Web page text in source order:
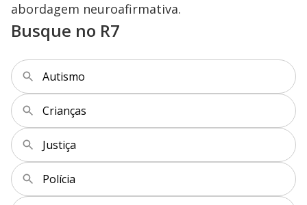
abordagem neuroafirmativa.
Busque no R7
Autismo
Crianças
Justiça
Polícia